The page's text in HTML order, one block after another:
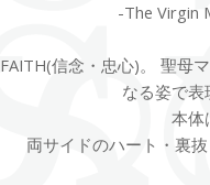
-The Virgin
FAITH(信念・忠心)。
聖母
なる姿で
本体
両サイドのハート・裏